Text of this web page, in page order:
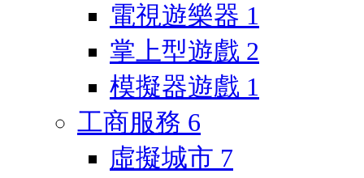
電視遊樂器 1
掌上型遊戲 2
模擬器遊戲 1
工商服務 6
虛擬城市 7